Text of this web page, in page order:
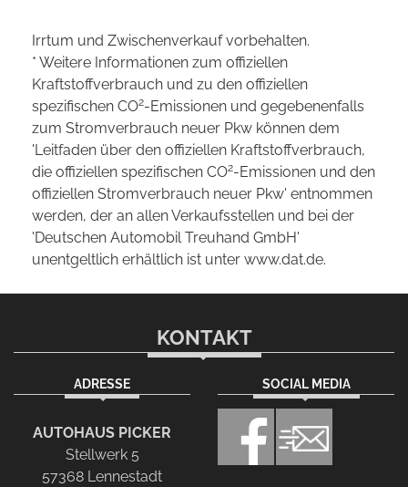
Irrtum und Zwischenverkauf vorbehalten.
* Weitere Informationen zum offiziellen
Kraftstoffverbrauch und zu den offiziellen
spezifischen CO2-Emissionen und gegebenenfalls
zum Stromverbrauch neuer Pkw können dem
'Leitfaden über den offiziellen Kraftstoffverbrauch,
die offiziellen spezifischen CO2-Emissionen und den
offiziellen Stromverbrauch neuer Pkw' entnommen
werden, der an allen Verkaufsstellen und bei der
'Deutschen Automobil Treuhand GmbH'
unentgeltlich erhältlich ist unter www.dat.de.
KONTAKT
ADRESSE
AUTOHAUS PICKER
Stellwerk 5
57368 Lennestadt
SOCIAL MEDIA